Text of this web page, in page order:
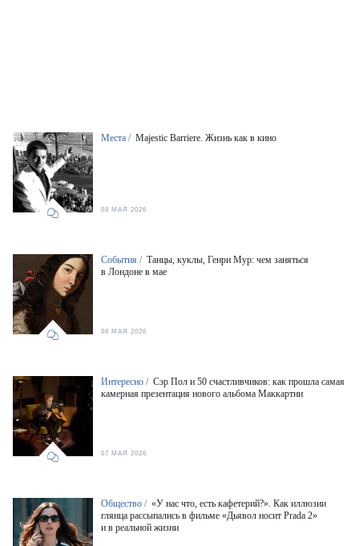
Места / Majestic Barriere. Жизнь как в кино
08 МАЯ 2026
События / Танцы, куклы, Генри Мур: чем заняться
в Лондоне в мае
08 МАЯ 2026
Интересно / Сэр Пол и 50 счастливчиков: как прошла самая
камерная презентация нового альбома Маккартни
07 МАЯ 2026
Общество / «У нас что, есть кафетерий?». Как иллюзии
глянца рассыпались в фильме «Дьявол носит Prada 2»
и в реальной жизни